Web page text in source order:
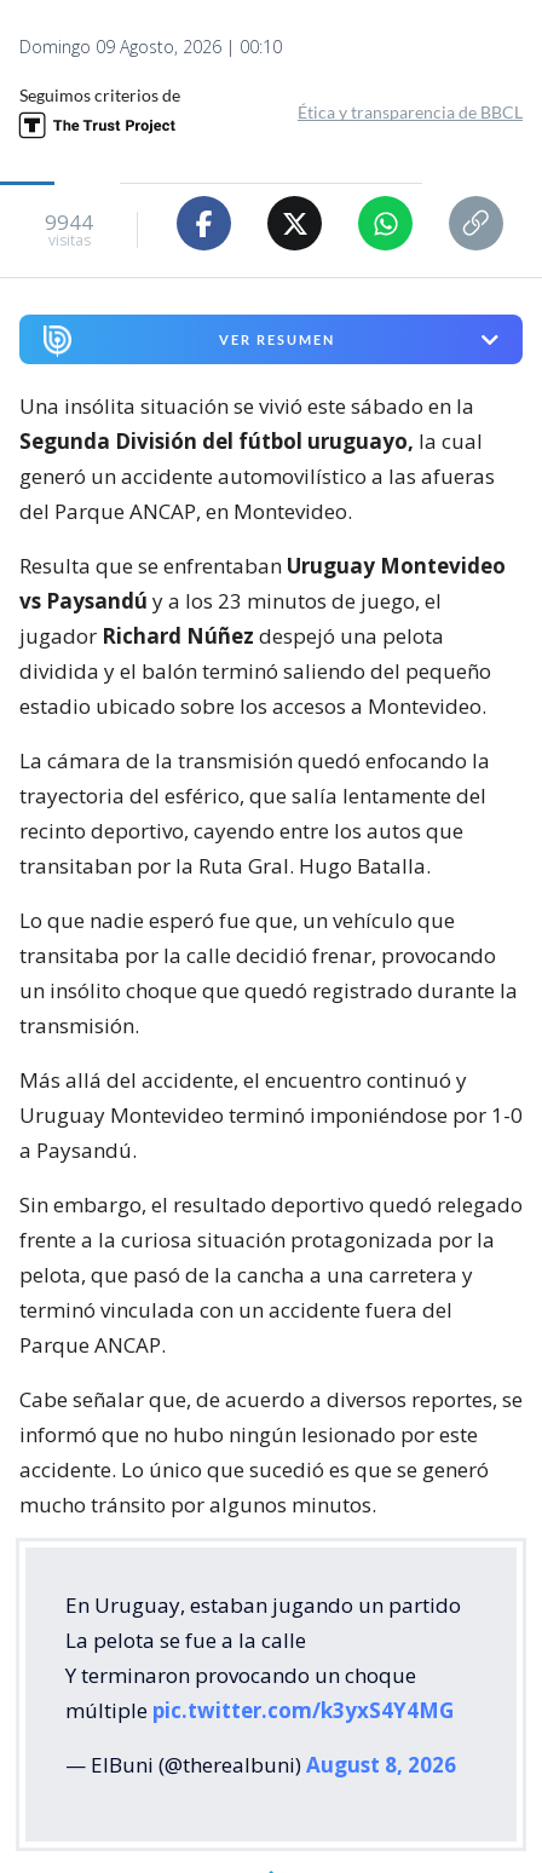
Domingo 09 Agosto, 2026 | 00:10
Seguimos criterios de
Ética y transparencia de BBCL
9944
visitas
VER RESUMEN
Una insólita situación se vivió este sábado en la
Segunda División del fútbol uruguayo, la cual
generó un accidente automovilístico a las afueras
del Parque ANCAP, en Montevideo.
Resulta que se enfrentaban Uruguay Montevideo
vs Paysandú y a los 23 minutos de juego, el
jugador Richard Núñez despejó una pelota
dividida y el balón terminó saliendo del pequeño
estadio ubicado sobre los accesos a Montevideo.
La cámara de la transmisión quedó enfocando la
trayectoria del esférico, que salía lentamente del
recinto deportivo, cayendo entre los autos que
transitaban por la Ruta Gral. Hugo Batalla.
Lo que nadie esperó fue que, un vehículo que
transitaba por la calle decidió frenar, provocando
un insólito choque que quedó registrado durante la
transmisión.
Más allá del accidente, el encuentro continuó y
Uruguay Montevideo terminó imponiéndose por 1-0
a Paysandú.
Sin embargo, el resultado deportivo quedó relegado
frente a la curiosa situación protagonizada por la
pelota, que pasó de la cancha a una carretera y
terminó vinculada con un accidente fuera del
Parque ANCAP.
Cabe señalar que, de acuerdo a diversos reportes, se
informó que no hubo ningún lesionado por este
accidente. Lo único que sucedió es que se generó
mucho tránsito por algunos minutos.
En Uruguay, estaban jugando un partido
La pelota se fue a la calle
Y terminaron provocando un choque
múltiple pic.twitter.com/k3yxS4Y4MG
— ElBuni (@therealbuni)August 8, 2026